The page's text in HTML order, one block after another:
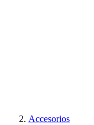
Accesorios